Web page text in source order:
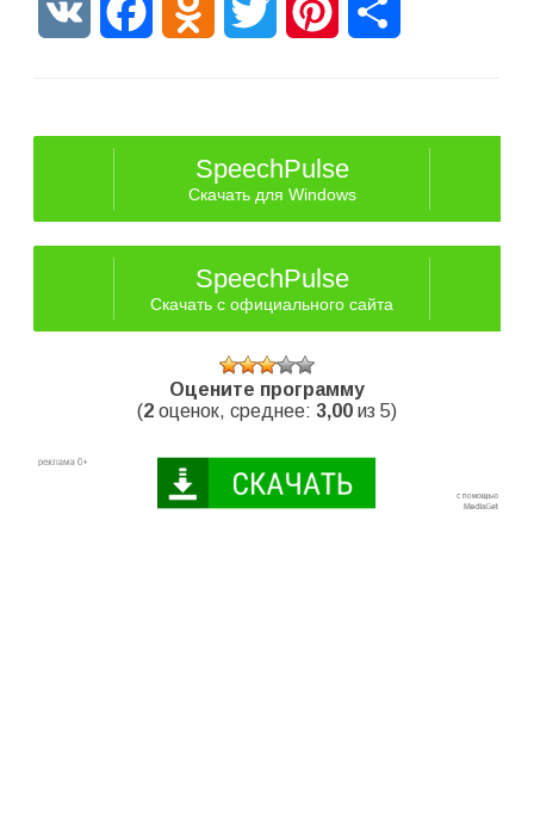
VK FacebookOdnoklassniki
Twitter Pinterest
SpeechPulse
Скачать для Windows
SpeechPulse
Скачать с официального сайта
Оцените программу
(2 оценок, среднее: 3,00 из 5)